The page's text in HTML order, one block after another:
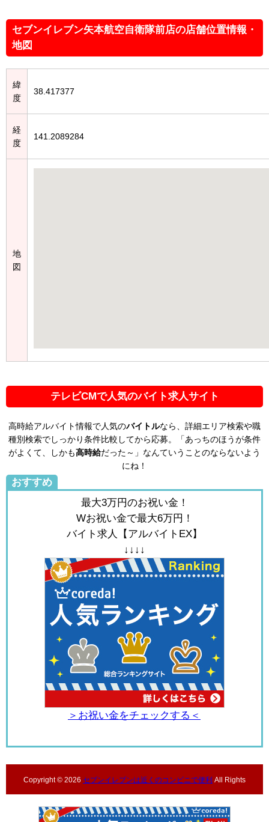
セブンイレブン矢本航空自衛隊前店の店舗位置情報・
地図
緯
度
38.417377
経
度
141.2089284
地
図
テレビCMで人気のバイト求人サイト
高時給アルバイト情報で人気のバイトルなら、詳細エリア検索や職
種別検索でしっかり条件比較してから応募。「あっちのほうが条件
がよくて、しかも高時給だった～」なんていうことのならないよう
にね！
おすすめ
最大3万円のお祝い金！
Wお祝い金で最大6万円！
バイト求人【アルバイトEX】
↓↓↓↓
＞お祝い金をチェックする＜
Copyright © 2026 セブンイレブンは近くのコンビニで便利 All Rights
Reserved.